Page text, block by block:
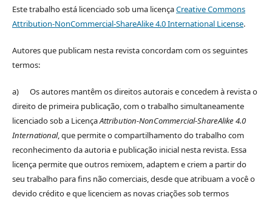
Este trabalho está licenciado sob uma licençaCreative Commons
Attribution-NonCommercial-ShareAlike 4.0 International License.
Autores que publicam nesta revista concordam com os seguintes
termos:
a) Os autores mantêm os direitos autorais e concedem à revista o
direito de primeira publicação, com o trabalho simultaneamente
licenciado sob a LicençaAttribution-NonCommercial-ShareAlike 4.0
International, que permite o compartilhamento do trabalho com
reconhecimento da autoria e publicação inicial nesta revista. Essa
licença permite que outros remixem, adaptem e criem a partir do
seu trabalho para fins não comerciais, desde que atribuam a você o
devido crédito e que licenciem as novas criações sob termos